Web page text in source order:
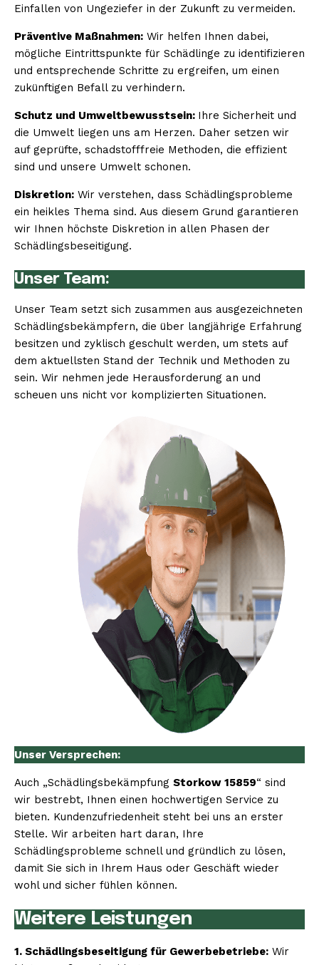
Einfallen von Ungeziefer in der Zukunft zu vermeiden.
Präventive Maßnahmen: Wir helfen Ihnen dabei,
mögliche Eintrittspunkte für Schädlinge zu identifizieren
und entsprechende Schritte zu ergreifen, um einen
zukünftigen Befall zu verhindern.
Schutz und Umweltbewusstsein: Ihre Sicherheit und
die Umwelt liegen uns am Herzen. Daher setzen wir
auf geprüfte, schadstofffreie Methoden, die effizient
sind und unsere Umwelt schonen.
Diskretion: Wir verstehen, dass Schädlingsprobleme
ein heikles Thema sind. Aus diesem Grund garantieren
wir Ihnen höchste Diskretion in allen Phasen der
Schädlingsbeseitigung.
Unser Team:
Unser Team setzt sich zusammen aus ausgezeichneten
Schädlingsbekämpfern, die über langjährige Erfahrung
besitzen und zyklisch geschult werden, um stets auf
dem aktuellsten Stand der Technik und Methoden zu
sein. Wir nehmen jede Herausforderung an und
scheuen uns nicht vor komplizierten Situationen.
Unser Versprechen:
Auch „Schädlingsbekämpfung Storkow 15859“ sind
wir bestrebt, Ihnen einen hochwertigen Service zu
bieten. Kundenzufriedenheit steht bei uns an erster
Stelle. Wir arbeiten hart daran, Ihre
Schädlingsprobleme schnell und gründlich zu lösen,
damit Sie sich in Ihrem Haus oder Geschäft wieder
wohl und sicher fühlen können.
Weitere Leistungen
1. Schädlingsbeseitigung für Gewerbebetriebe: Wir